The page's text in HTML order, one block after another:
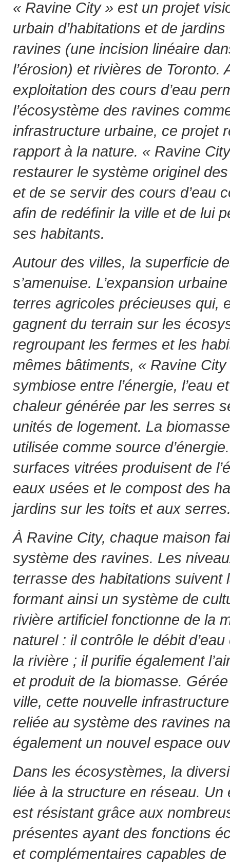
« Ravine City » est un projet
urbain d’habitations et de
ravines (une incision linéaire
l’érosion) et rivières de Toronto.
exploitation des cours d’eau
l’écosystème des ravines
infrastructure urbaine, ce projet
rapport à la nature. « Ravine
restaurer le système originel
et de se servir des cours d’eau
afin de redéfinir la ville et de lui
ses habitants.
Autour des villes, la superficie
s’amenuise. L’expansion
terres agricoles précieuses qui,
gagnent du terrain sur les
regroupant les fermes et les
mêmes bâtiments, « Ravine
symbiose entre l’énergie, l’eau
chaleur générée par les serres
unités de logement. La
utilisée comme source
surfaces vitrées produisent de
eaux usées et le compost des
jardins sur les toits et aux
À Ravine City, chaque maison
système des ravines. Les
terrasse des habitations suivent
formant ainsi un système de
rivière artificiel fonctionne de la
naturel : il contrôle le débit
la rivière ; il purifie également
et produit de la biomasse.
ville, cette nouvelle
reliée au système des ravines
également un nouvel espace
Dans les écosystèmes, la
liée à la structure en réseau. Un
est résistant grâce aux
présentes ayant des fonctions
et complémentaires capables